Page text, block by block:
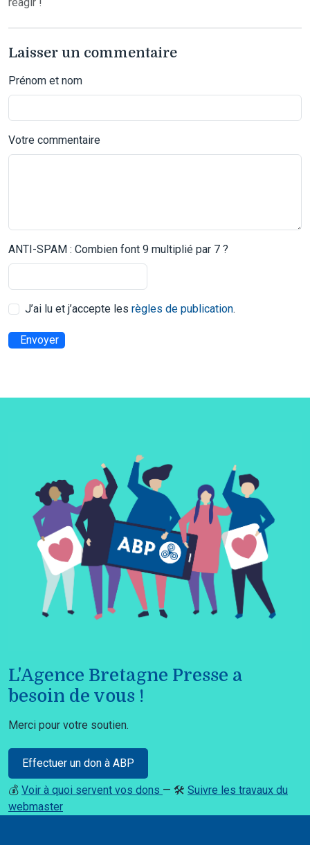
Laisser un commentaire
Prénom et nom
Votre commentaire
ANTI-SPAM : Combien font 9 multiplié par 7 ?
J’ai lu et j’accepte les règles de publication.
Envoyer
L'Agence Bretagne Presse a
besoin de vous !
Merci pour votre soutien.
Effectuer un don à ABP
💰 Voir à quoi servent vos dons — 🛠️ Suivre les travaux du
webmaster